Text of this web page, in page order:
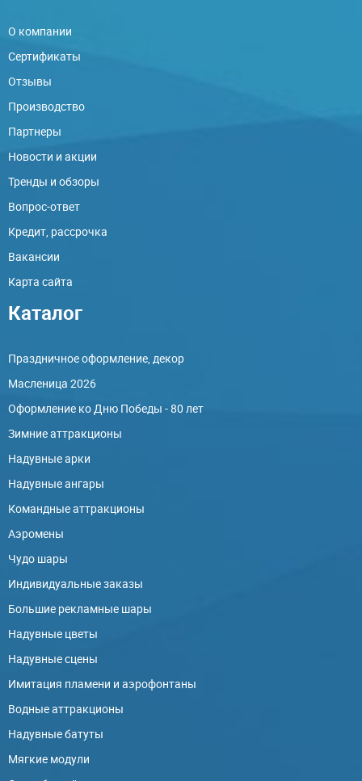
О компании
Сертификаты
Отзывы
Производство
Партнеры
Новости и акции
Тренды и обзоры
Вопрос-ответ
Кредит, рассрочка
Вакансии
Карта сайта
Каталог
Праздничное оформление, декор
Масленица 2026
Оформление ко Дню Победы - 80 лет
Зимние аттракционы
Надувные арки
Надувные ангары
Командные аттракционы
Аэромены
Чудо шары
Индивидуальные заказы
Большие рекламные шары
Надувные цветы
Надувные сцены
Имитация пламени и аэрофонтаны
Водные аттракционы
Надувные батуты
Мягкие модули